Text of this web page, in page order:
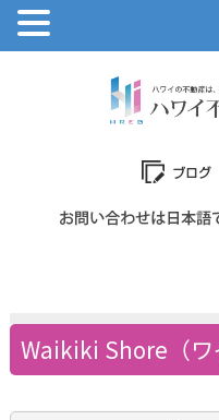
Waikiki Shore（ワ